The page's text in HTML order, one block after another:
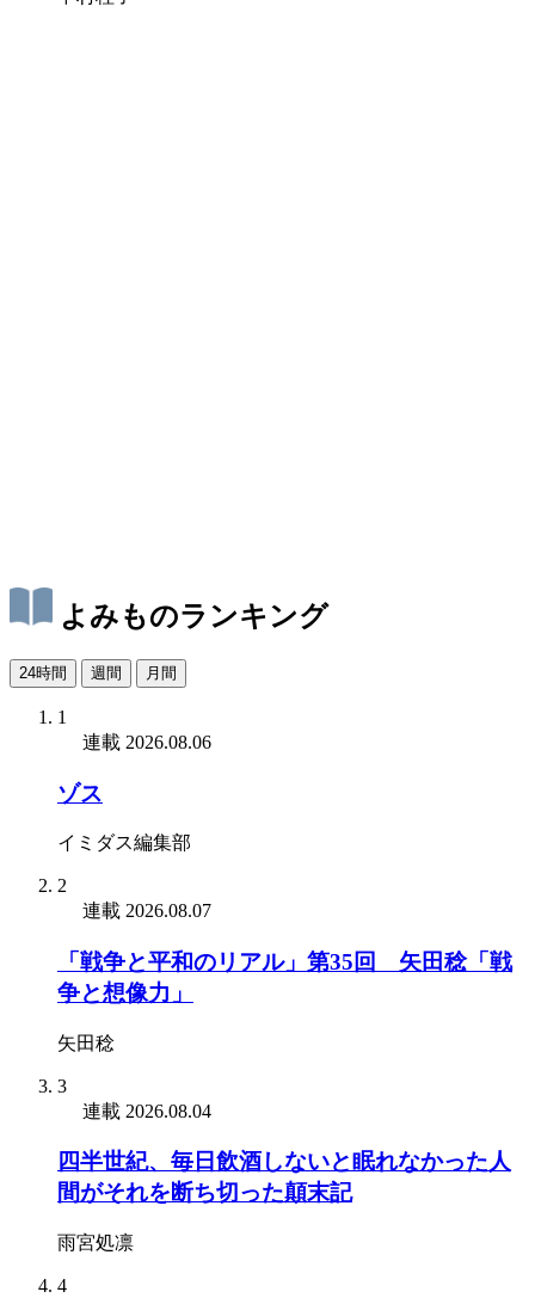
よみものランキング
24時間 週間 月間
1
連載 2026.08.06
ゾス
イミダス編集部
2
連載 2026.08.07
「戦争と平和のリアル」第35回 矢田稔「戦
争と想像力」
矢田稔
3
連載 2026.08.04
四半世紀、毎日飲酒しないと眠れなかった人
間がそれを断ち切った顛末記
雨宮処凛
4